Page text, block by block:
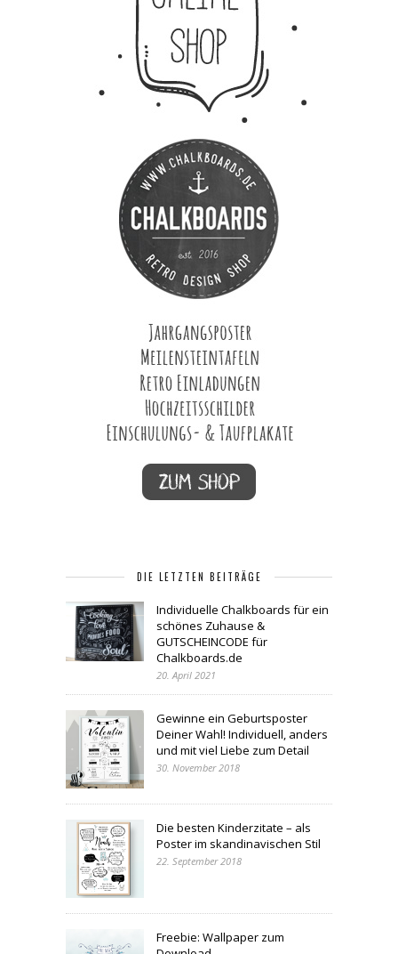
DIE LETZTEN BEITRÄGE
Individuelle Chalkboards für ein
schönes Zuhause &
GUTSCHEINCODE für
Chalkboards.de
20. April 2021
Gewinne ein Geburtsposter
Deiner Wahl! Individuell, anders
und mit viel Liebe zum Detail
30. November 2018
Die besten Kinderzitate – als
Poster im skandinavischen Stil
22. September 2018
Freebie: Wallpaper zum